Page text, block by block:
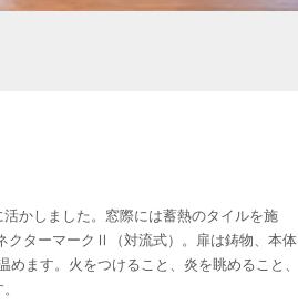
かしました。窓際には蓄熱のタイルを施
クターマークⅡ（対流式）。扉は鋳物、本体
ます。火をつけること、炎を眺めること、